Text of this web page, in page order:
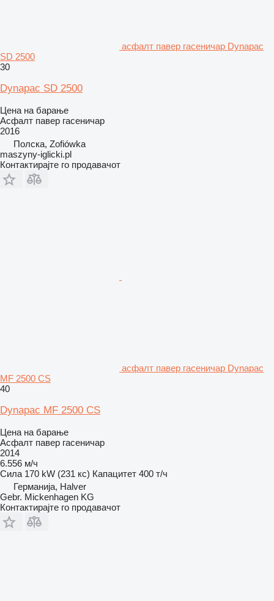
асфалт павер гасеничар Dynapac
SD 2500
30
Dynapac SD 2500
Цена на барање
Асфалт павер гасеничар
2016
Полска, Zofiówka
maszyny-iglicki.pl
Контактирајте го продавачот
асфалт павер гасеничар Dynapac
MF 2500 CS
40
Dynapac MF 2500 CS
Цена на барање
Асфалт павер гасеничар
2014
6.556 м/ч
Сила 170 kW (231 кс) Капацитет 400 т/ч
Германија, Halver
Gebr. Mickenhagen KG
Контактирајте го продавачот